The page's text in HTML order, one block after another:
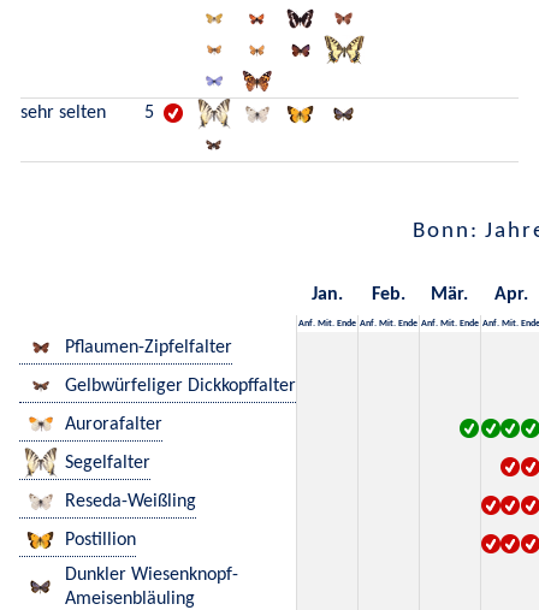
sehr selten 5
Bonn:
Jan. Feb. Mär. Apr.
Anf. Mit. Ende Anf. Mit. Ende Anf. Mit. Ende Anf. Mit. Ende
Pflaumen-Zipfelfalter
Gelbwürfeliger Dickkopffalter
Aurorafalter
Segelfalter
Reseda-Weißling
Postillion
Dunkler Wiesenknopf-
Ameisenbläuling